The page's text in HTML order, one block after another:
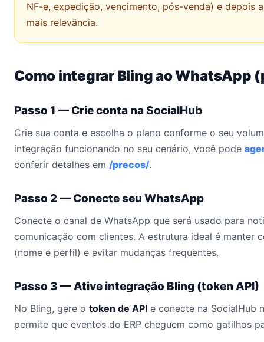
NF-e, expedição, vencimento, pós-venda) e depois
mais relevância.
Como integrar Bling ao WhatsApp
Passo 1 — Crie conta na SocialHub
Crie sua conta e escolha o plano conforme o seu
integração funcionando no seu cenário, você pode
conferir detalhes em /precos/.
Passo 2 — Conecte seu WhatsApp
Conecte o canal de WhatsApp que será usado para
comunicação com clientes. A estrutura ideal é manter
(nome e perfil) e evitar mudanças frequentes.
Passo 3 — Ative integração Bling (token API)
No Bling, gere o token de API e conecte na SocialHub
permite que eventos do ERP cheguem como gatilhos